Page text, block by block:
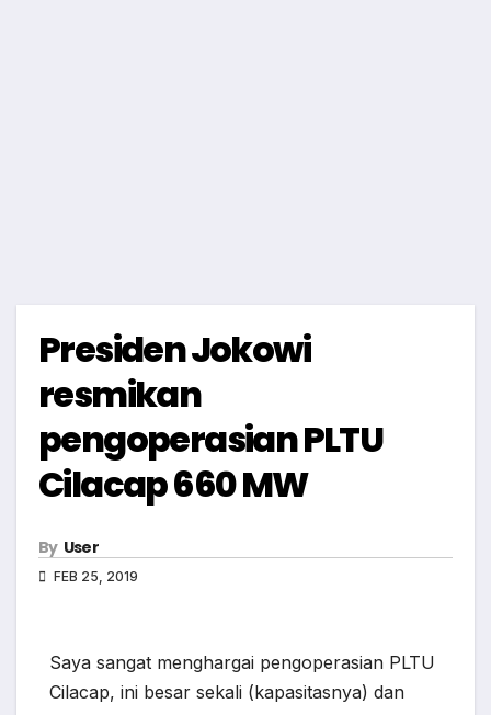
Presiden Jokowi
resmikan
pengoperasian PLTU
Cilacap 660 MW
By User
FEB 25, 2019
Saya sangat menghargai pengoperasian PLTU
Cilacap, ini besar sekali (kapasitasnya) dan